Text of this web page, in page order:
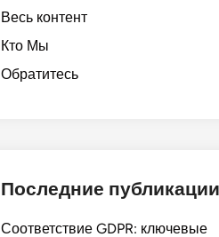
Весь контент
Кто Мы
Обратитесь
Последние публикации
Соответствие GDPR: ключевые